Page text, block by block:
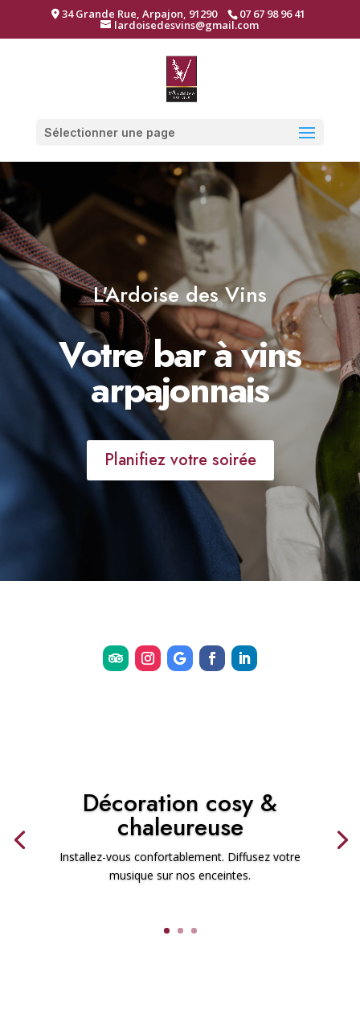
34 Grande Rue, Arpajon, 91290 07 67 98 96 41
lardoisedesvins@gmail.com
Sélectionner une page
L'Ardoise des Vins
Votre bar à vins
arpajonnais
Planifiez votre soirée
Décoration cosy &
chaleureuse
Installez-vous confortablement. Diffusez votre
musique sur nos enceintes.